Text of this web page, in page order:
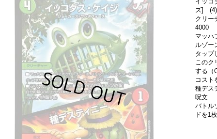
ズ] (4)
クリー
4000
マッハ
ルゾー
タップ
このク
する（
コスト
種デ
呪文
バトル
ドを1